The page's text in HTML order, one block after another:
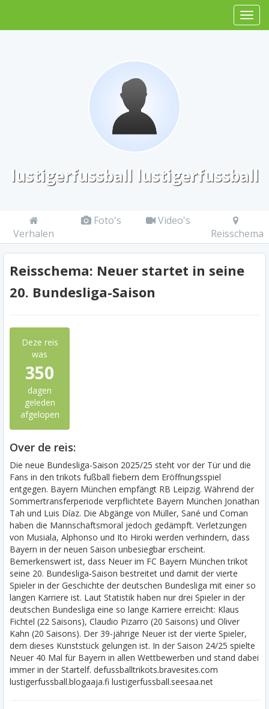
lustigerfussball lustigerfussball
Verhalen
Foto's
Video's
Reisschema
Reisschema: Neuer startet in seine
20. Bundesliga-Saison
Deze reis
was
350
dagen
geleden
afgelopen
Over de reis:
Die neue Bundesliga-Saison 2025/25 steht vor der Tür und die
Fans in den trikots fußball fiebern dem Eröffnungsspiel
entgegen. Bayern München empfängt RB Leipzig. Während der
Sommertransferperiode verpflichtete Bayern München Jonathan
Tah und Luis Díaz. Die Abgänge von Müller, Sané und Coman
haben die Mannschaftsmoral jedoch gedämpft. Verletzungen
von Musiala, Alphonso und Ito Hiroki werden verhindern, dass
Bayern in der neuen Saison unbesiegbar erscheint.
Bemerkenswert ist, dass Neuer im FC Bayern München trikot
seine 20. Bundesliga-Saison bestreitet und damit der vierte
Spieler in der Geschichte der deutschen Bundesliga mit einer so
langen Karriere ist. Laut Statistik haben nur drei Spieler in der
deutschen Bundesliga eine so lange Karriere erreicht: Klaus
Fichtel (22 Saisons), Claudio Pizarro (20 Saisons) und Oliver
Kahn (20 Saisons). Der 39-jährige Neuer ist der vierte Spieler,
dem dieses Kunststück gelungen ist. In der Saison 24/25 spielte
Neuer 40 Mal für Bayern in allen Wettbewerben und stand dabei
immer in der Startelf. defussballtrikots.bravesites.com
lustigerfussball.blogaaja.fi lustigerfussball.seesaa.net